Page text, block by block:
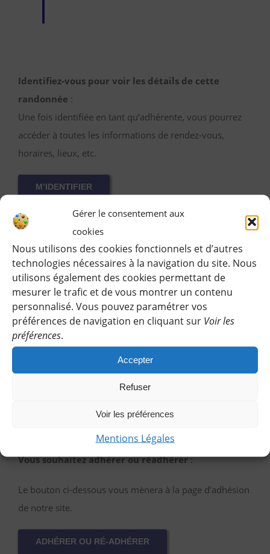
Gérer le consentement aux
cookies
Nous utilisons des cookies fonctionnels et d’autres
technologies nécessaires à la navigation du site. Nous
utilisons également des cookies permettant de
mesurer le trafic et de vous montrer un contenu
personnalisé. Vous pouvez paramétrer vos
préférences de navigation en cliquant sur Voir les
préférences.
Accepter
Refuser
Voir les préférences
Mentions Légales
Identifiez-vous pour voir les détails de cette
randonnée :
Une fois identifiée en tant qu’adhérente, vous pourrez
accéder à toutes les informations de rendez-vous,
horaires, lieux, etc.
M’IDENTIFIER
Vous pouvez participer gratuitement à deux
randonnées d’essai sans engagement de votre part
:
Cliquez sur le bouton ci-dessous et indiquez-nous votre
choix en laissant vos coordonnées pour que l’on puisse
vous répondre en vous précisant le lieu de rendez-vous
Vous souhaitez adhérer ou réadhérer:
Le bouton ci-dessous vous mènera à la page d’adhésion
de notre site.
ADHÉRER OU RÉ-ADHÉRER